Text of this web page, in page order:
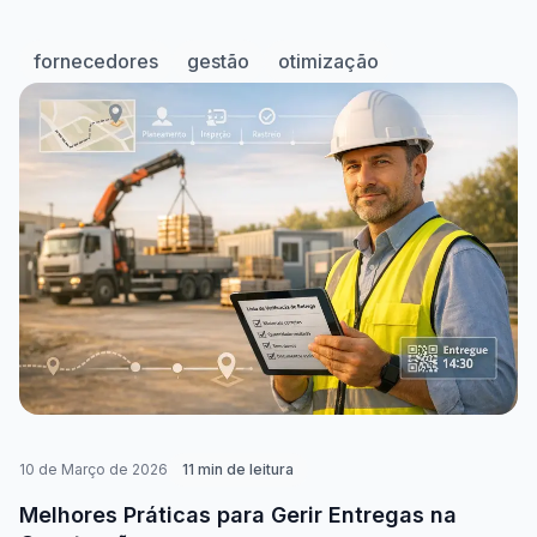
fornecedores gestão otimização
10 de Março de 2026 11 min de leitura
Melhores Práticas para Gerir Entregas na